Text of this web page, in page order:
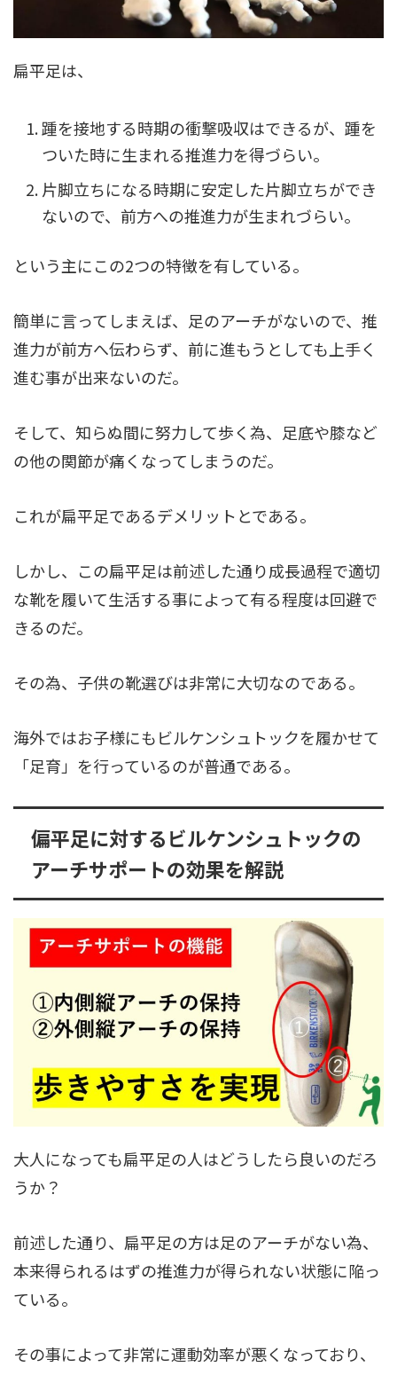
扁平足は、
踵を接地する時期の衝撃吸収はできるが、踵を
ついた時に生まれる推進力を得づらい。
片脚立ちになる時期に安定した片脚立ちができ
ないので、前方への推進力が生まれづらい。
という主にこの2つの特徴を有している。
簡単に言ってしまえば、足のアーチがないので、推
進力が前方へ伝わらず、前に進もうとしても上手く
進む事が出来ないのだ。
そして、知らぬ間に努力して歩く為、足底や膝など
の他の関節が痛くなってしまうのだ。
これが扁平足であるデメリットとである。
しかし、この扁平足は前述した通り成長過程で適切
な靴を履いて生活する事によって有る程度は回避で
きるのだ。
その為、子供の靴選びは非常に大切なのである。
海外ではお子様にもビルケンシュトックを履かせて
「足育」を行っているのが普通である。
偏平足に対するビルケンシュトックの
アーチサポートの効果を解説
大人になっても扁平足の人はどうしたら良いのだろ
うか？
前述した通り、扁平足の方は足のアーチがない為、
本来得られるはずの推進力が得られない状態に陥っ
ている。
その事によって非常に運動効率が悪くなっており、